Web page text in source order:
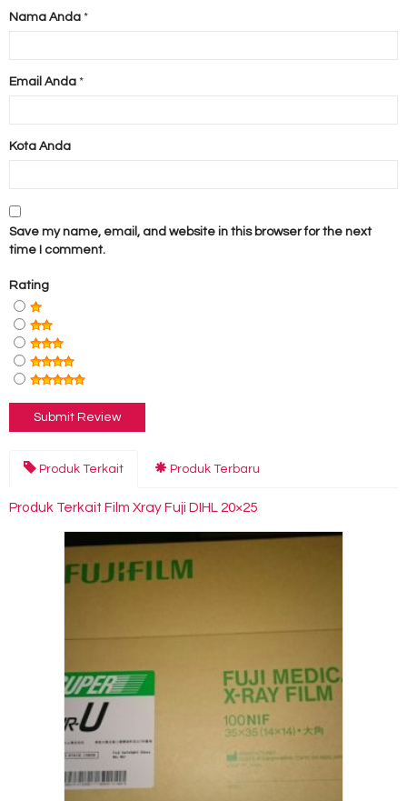
Nama Anda *
Email Anda *
Kota Anda
Save my name, email, and website in this browser for the next
time I comment.
Rating
Produk Terkait Produk Terbaru
Produk Terkait Film Xray Fuji DIHL 20×25